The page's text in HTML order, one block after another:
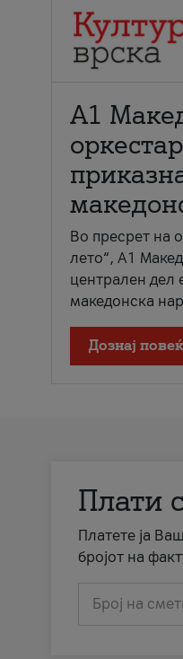
А1
Во пресрет на
лето“, А1
централен дел
македонска
Дознај
Плати
Платете ја
бројот на
Број на